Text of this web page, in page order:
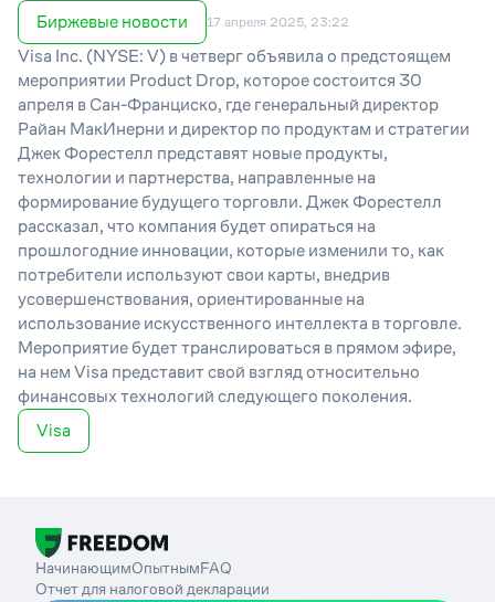
Биржевые новости 17 апреля 2025, 23:22
Visa Inc. (NYSE: V) в четверг объявила о предстоящем
мероприятии Product Drop, которое состоится 30
апреля в Сан-Франциско, где генеральный директор
Райан МакИнерни и директор по продуктам и стратегии
Джек Форестелл представят новые продукты,
технологии и партнерства, направленные на
формирование будущего торговли. Джек Форестелл
рассказал, что компания будет опираться на
прошлогодние инновации, которые изменили то, как
потребители используют свои карты, внедрив
усовершенствования, ориентированные на
использование искусственного интеллекта в торговле.
Мероприятие будет транслироваться в прямом эфире,
на нем Visa представит свой взгляд относительно
финансовых технологий следующего поколения.
Visa
НачинающимОпытнымFAQ
Отчет для налоговой декларации